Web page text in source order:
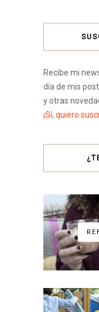
Recibe mi
día de mis
y otras
¡Sí, quiero